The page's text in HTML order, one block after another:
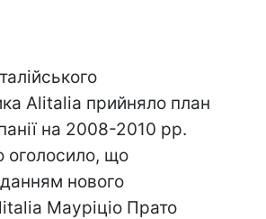
Alitalia прийняло план
на 2008-2010 рр.
оголосило, що
нового
Мауріціо Прато